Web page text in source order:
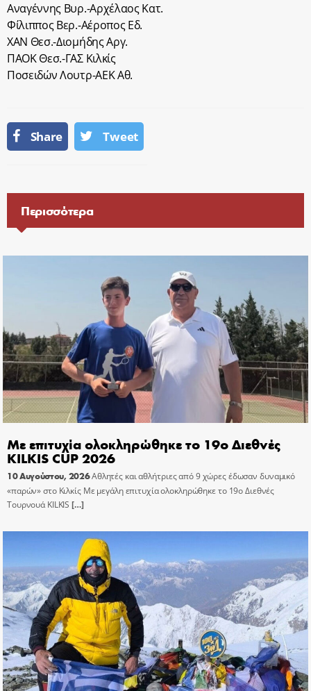
Αναγέννης Βυρ.-Αρχέλαος Κατ.
Φίλιππος Βερ.-Αέροπος Εδ.
ΧΑΝ Θεσ.-Διομήδης Αργ.
ΠΑΟΚ Θεσ.-ΓΑΣ Κιλκίς
Ποσειδών Λουτρ-ΑΕΚ Αθ.
Share Tweet
Περισσότερα
Με επιτυχία ολοκληρώθηκε το 19ο Διεθνές
KILKIS CUP 2026
10 Αυγούστου, 2026Αθλητές και αθλήτριες από 9 χώρες έδωσαν δυναμικό
«παρών» στο Κιλκίς Με μεγάλη επιτυχία ολοκληρώθηκε το 19ο Διεθνές
Τουρνουά KILKIS […]